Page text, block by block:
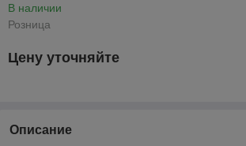
В наличии
Розница
Цену уточняйте
Описание